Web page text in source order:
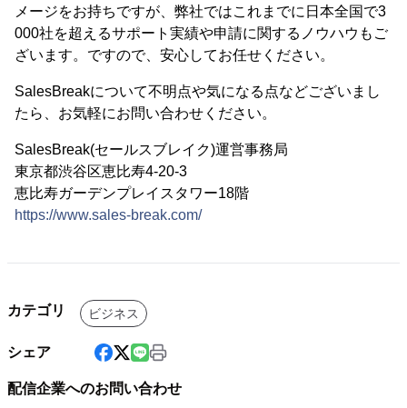
メージをお持ちですが、弊社ではこれまでに日本全国で3
000社を超えるサポート実績や申請に関するノウハウもご
ざいます。ですので、安心してお任せください。
SalesBreakについて不明点や気になる点などございまし
たら、お気軽にお問い合わせください。
SalesBreak(セールスブレイク)運営事務局
東京都渋谷区恵比寿4-20-3
恵比寿ガーデンプレイスタワー18階
https://www.sales-break.com/
カテゴリ ビジネス
シェア
配信企業へのお問い合わせ